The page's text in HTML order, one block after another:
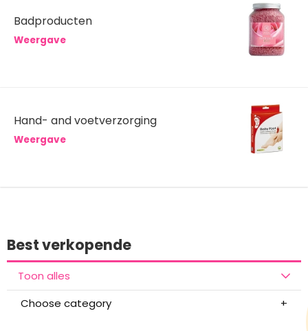
Badproducten
Weergave
Hand- and voetverzorging
Weergave
Best verkopende
Toon alles
Choose category